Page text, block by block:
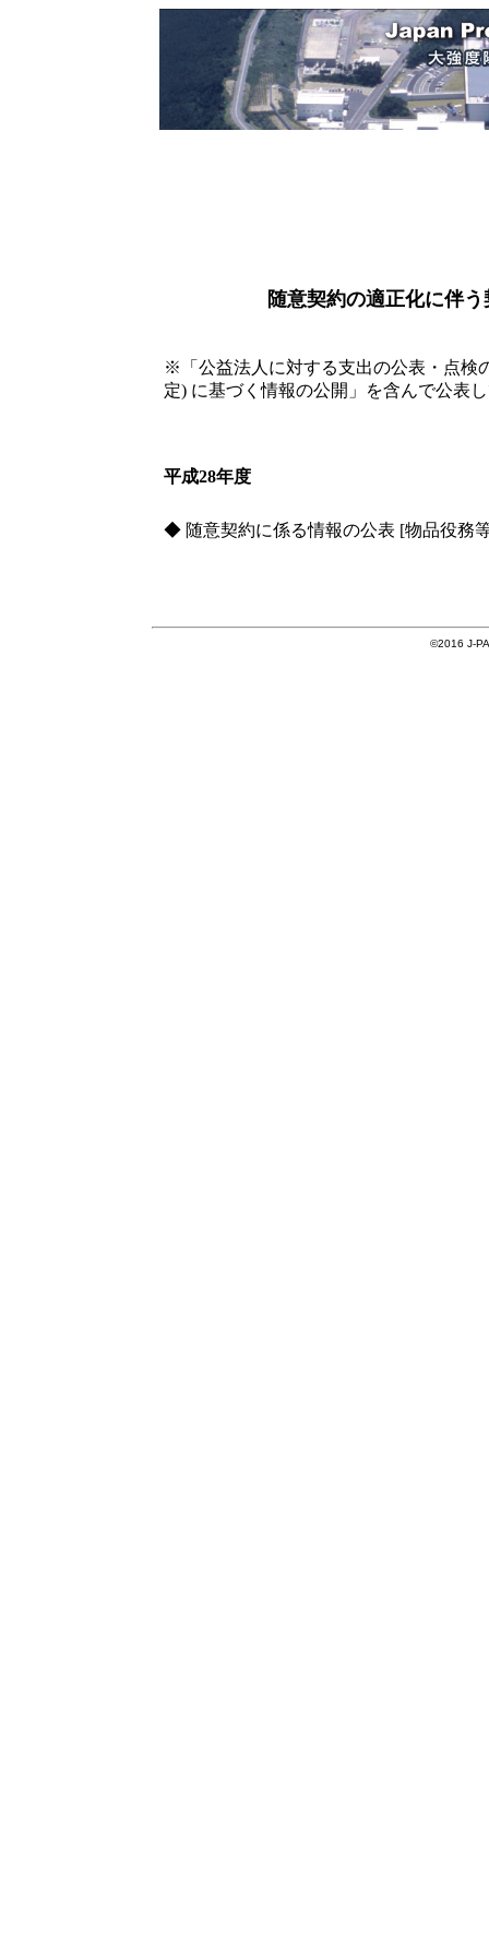
随意契約の適正化に伴
※「公益法人に対する支出の公表・点検
定) に基づく情報の公開」を含んで公表
平成28年度
◆ 随意契約に係る情報の公表 [物品役務
©2016 J-